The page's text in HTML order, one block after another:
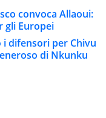
convoca Allaoui:
gli Europei
i difensori per Chivu
di Nkunku